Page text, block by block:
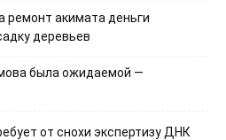
ремонт акимата деньги
деревьев
была ожидаемой —
от снохи экспертизу ДНК